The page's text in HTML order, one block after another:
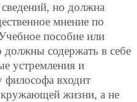
но должна
мнение по
пособие или
должны содержать в себе
устремления и
философа входит
жизни, а не